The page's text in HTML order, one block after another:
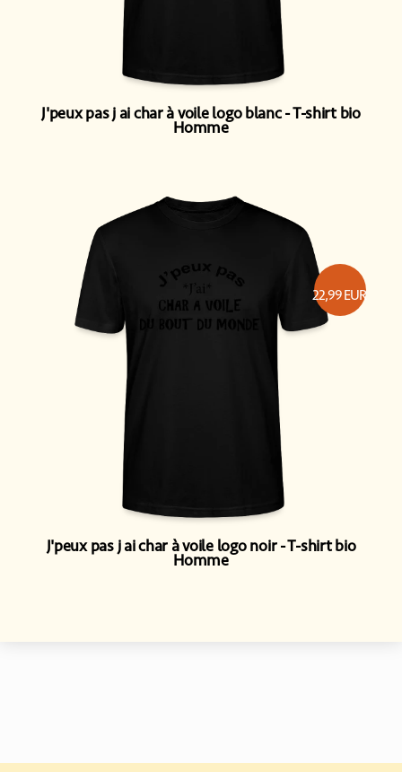
J'peux pas j ai char à voile logo blanc T-shirt bio
Homme
J'peux pas j ai char à voile logo noir T-shirt bio
Homme
22,99EUR